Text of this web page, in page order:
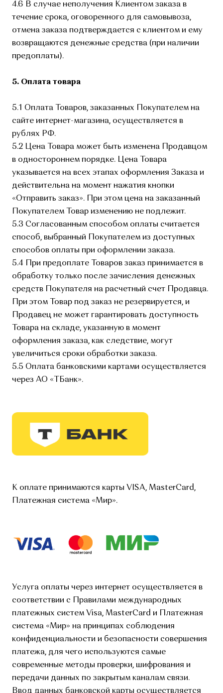
4.6 В случае неполучения Клиентом заказа в
течение срока, оговоренного для самовывоза,
отмена заказа подтверждается с клиентом и ему
возвращаются денежные средства (при наличии
предоплаты).
5. Оплата товара
5.1 Оплата Товаров, заказанных Покупателем на
сайте интернет-магазина, осуществляется в
рублях РФ.
5.2 Цена Товара может быть изменена Продавцом
в одностороннем порядке. Цена Товара
указывается на всех этапах оформления Заказа и
действительна на момент нажатия кнопки
«Отправить заказ». При этом цена на заказанный
Покупателем Товар изменению не подлежит.
5.3 Согласованным способом оплаты считается
способ, выбранный Покупателем из доступных
способов оплаты при оформлении заказа.
5.4 При предоплате Товаров заказ принимается в
обработку только после зачисления денежных
средств Покупателя на расчетный счет Продавца.
При этом Товар под заказ не резервируется, и
Продавец не может гарантировать доступность
Товара на складе, указанную в момент
оформления заказа, как следствие, могут
увеличиться сроки обработки заказа.
5.5 Оплата банковскими картами осуществляется
через АО «ТБанк».
К оплате принимаются карты VISA, MasterCard,
Платежная система «Мир».
Услуга оплаты через интернет осуществляется в
соответствии с Правилами международных
платежных систем Visa, MasterCard и Платежная
система «Мир» на принципах соблюдения
конфиденциальности и безопасности совершения
платежа, для чего используются самые
современные методы проверки, шифрования и
передачи данных по закрытым каналам связи.
Ввод данных банковской карты осуществляется